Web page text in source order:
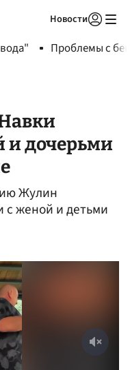
Новости
Проблемы с
и дочерьми
Жулин
с женой и детьми